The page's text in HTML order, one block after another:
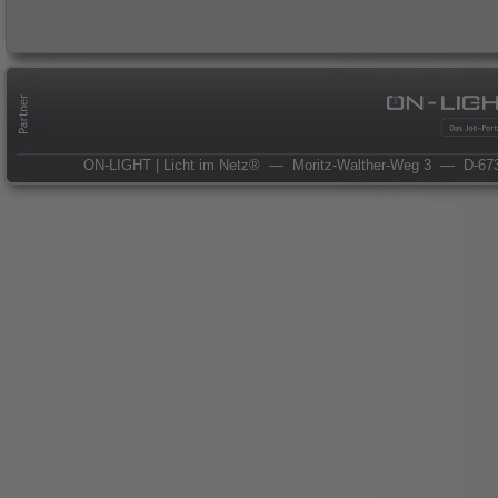
ON-LIGHT | Licht im Netz® — Moritz-Walther-Weg 3 — D-